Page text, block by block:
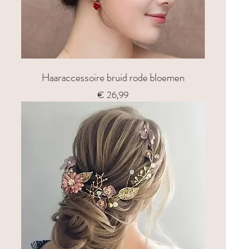
Haaraccessoire bruid rode bloemen
Prijs
€ 26,99